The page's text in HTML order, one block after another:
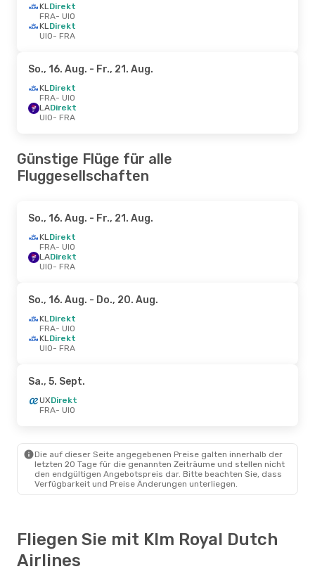
KLDirekt
FRA- UIO
KLDirekt
UIO- FRA
So., 16. Aug. - Fr., 21. Aug.
KLDirekt
FRA- UIO
LADirekt
UIO- FRA
Günstige Flüge für alle
Fluggesellschaften
So., 16. Aug. - Fr., 21. Aug.
KLDirekt
FRA- UIO
LADirekt
UIO- FRA
So., 16. Aug. - Do., 20. Aug.
KLDirekt
FRA- UIO
KLDirekt
UIO- FRA
Sa., 5. Sept.
UXDirekt
FRA- UIO
Die auf dieser Seite angegebenen Preise galten innerhalb der
letzten 20 Tage für die genannten Zeiträume und stellen nicht
den endgültigen Angebotspreis dar. Bitte beachten Sie, dass
Verfügbarkeit und Preise Änderungen unterliegen.
Fliegen Sie mit Klm Royal Dutch
Airlines